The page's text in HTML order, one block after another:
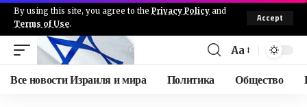
By using this site, you agree to the Privacy Policy and
Terms of Use.
Accept
Aa
Все новости Израиля и мира Политика Общество